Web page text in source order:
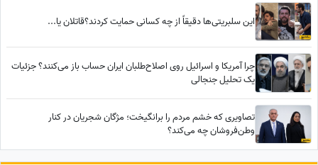
این سلبریتی‌ها دقیقاً از چه کسانی حمایت کردند؟قاتلان یا...
چرا آمریکا و اسرائیل روی اصلاح‌طلبان ایران حساب باز می‌کنند؟ جزئیات
یک تحلیل جنجالی
تصاویری که خشم مردم را برانگیخت؛ مژگان شجریان در کنار
وطن‌فروشان چه می‌کند؟